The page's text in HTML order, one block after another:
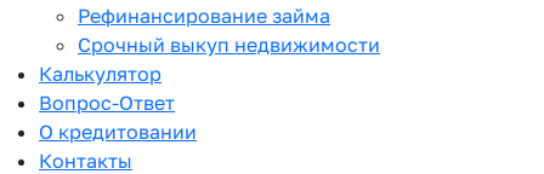
Рефинансирование займа
Срочный выкуп недвижимости
Калькулятор
Вопрос-Ответ
О кредитовании
Контакты